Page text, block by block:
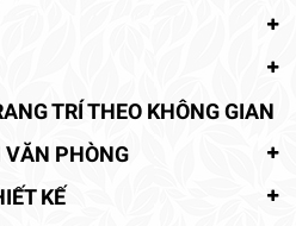
TRÍ THEO KHÔNG GIAN
VĂN PHÒNG
KẾ